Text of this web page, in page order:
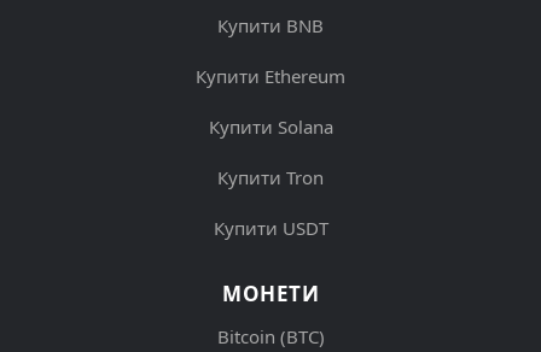
Купити BNB
Купити Ethereum
Купити Solana
Купити Tron
Купити USDT
МОНЕТИ
Bitcoin (BTC)